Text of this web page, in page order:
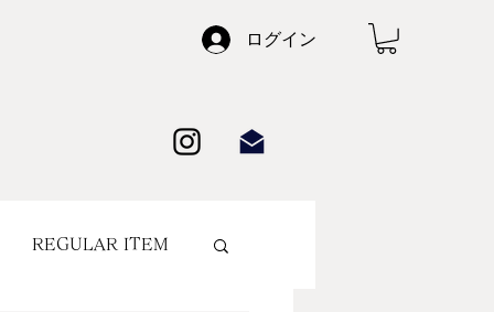
ログイン
REGULAR ITEM